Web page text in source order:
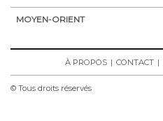
MOYEN-ORIENT
À PROPOS CONTACT
© Tous droits réservés